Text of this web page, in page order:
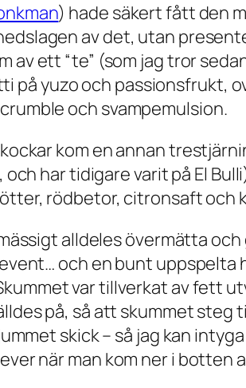
) hade säkert fått den
av det, utan
av ett “te” (som jag tror
på yuzo och passionsfrukt,
och svampemulsion.
kom en annan
har tidigare varit på El
rödbetor, citronsaft
alldeles övermätta
och en bunt uppspelta
var tillverkat av fett
på, så att skummet
skick – så jag kan
när man kom ner i